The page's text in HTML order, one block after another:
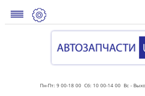
Пн-Пт: 9 00-18 00 Сб: 10 00-14 00 Вс -